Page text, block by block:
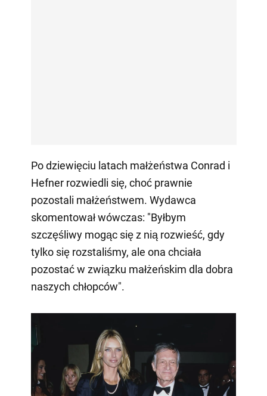
Po dziewięciu latach małżeństwa Conrad i
Hefner rozwiedli się, choć prawnie
pozostali małżeństwem. Wydawca
skomentował wówczas: "Byłbym
szczęśliwy mogąc się z nią rozwieść, gdy
tylko się rozstaliśmy, ale ona chciała
pozostać w związku małżeńskim dla dobra
naszych chłopców".